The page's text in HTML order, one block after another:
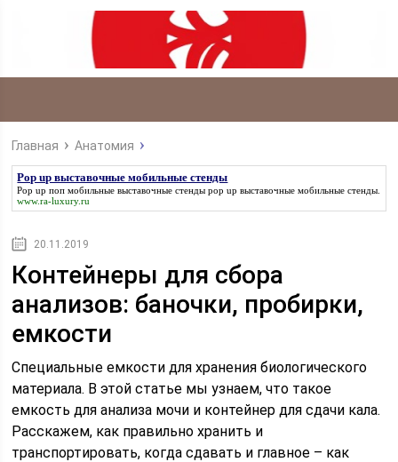
Главная Анатомия
Pop up выставочные мобильные стенды
Pop up поп мобильные выставочные стендыpop up выставочные мобильные стенды
www.ra-luxury.ru
20.11.2019
Контейнеры для сбора
анализов: баночки, пробирки,
емкости
Специальные емкости для хранения биологического
материала. В этой статье мы узнаем, что такое
емкость для анализа мочи и контейнер для сдачи кала.
Расскажем, как правильно хранить и
транспортировать, когда сдавать и главное – как